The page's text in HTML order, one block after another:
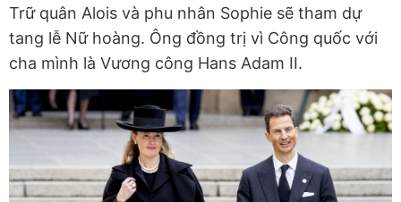
Trữ quân Alois và phu nhân Sophie sẽ tham dự
tang lễ Nữ hoàng. Ông đồng trị vì Công quốc với
cha mình là Vương công Hans Adam II.